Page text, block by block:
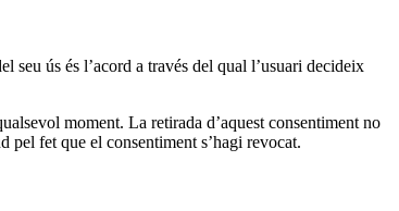
seu ús és l’acord a través del qual l’usuari decideix
moment. La retirada d’aquest consentiment no
pel fet que el consentiment s’hagi revocat.